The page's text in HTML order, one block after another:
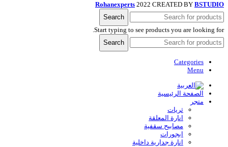
Rohanexperts 2022 CREATED BY BSTUDIO
Search
Start typing to see products you are looking for.
Search
Categories
Menu
الصفحة الرئيسية
متجر
ثريات
انارة المعلقة
مصابيح سقفية
ابجورات
انارة جدارية داخلية